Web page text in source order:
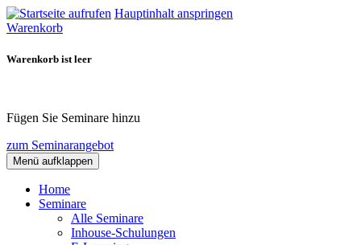
Hauptinhalt anspringen
Warenkorb
Warenkorb ist leer
Fügen Sie Seminare hinzu
zum Seminarangebot
Menü aufklappen
Home
Seminare
Alle Seminare
Inhouse-Schulungen